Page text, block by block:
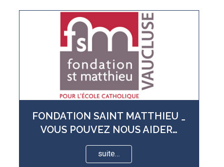
FONDATION SAINT MATTHIEU _
VOUS POUVEZ NOUS AIDER…
suite…